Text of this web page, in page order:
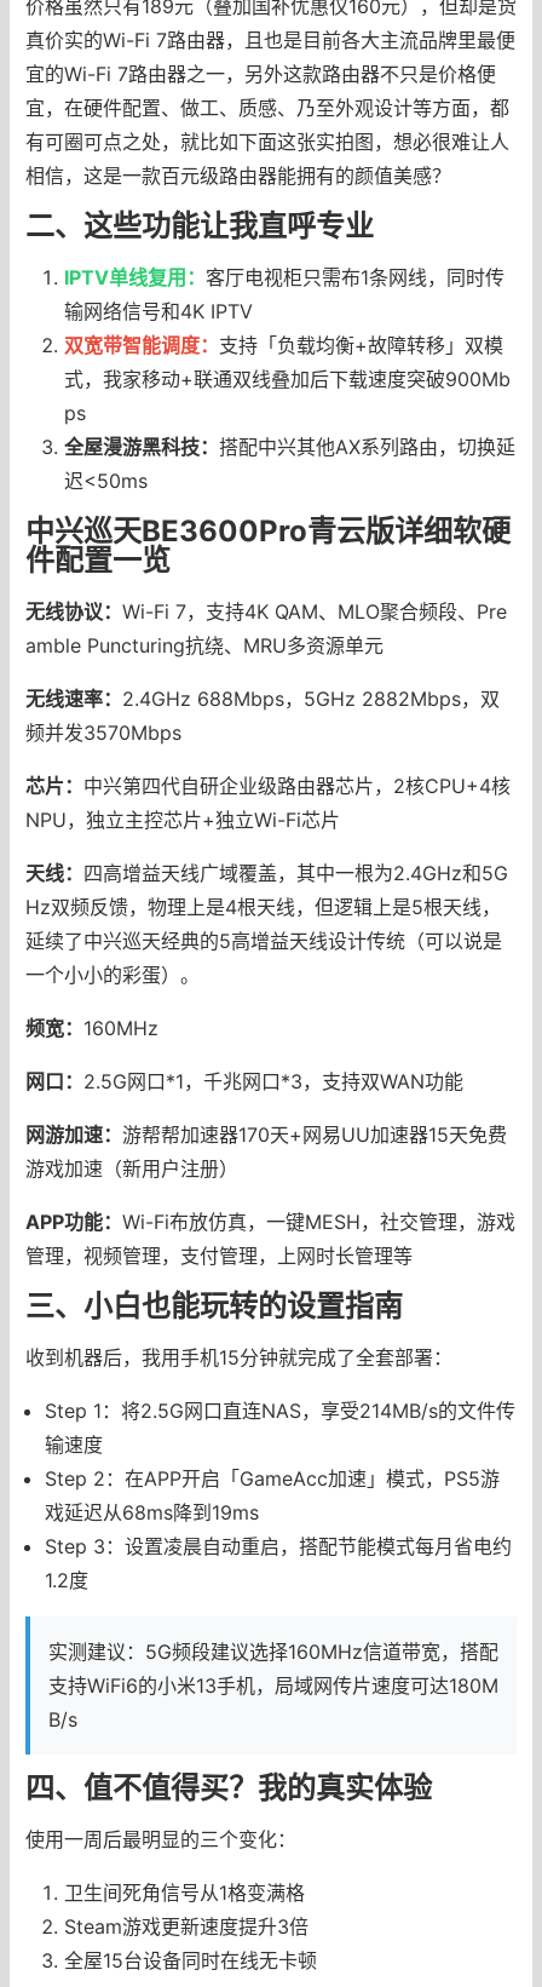
价格虽然只有189元（叠加国补优惠仅160元），但却是货
真价实的Wi-Fi 7路由器，且也是目前各大主流品牌里最便
宜的Wi-Fi 7路由器之一，另外这款路由器不只是价格便
宜，在硬件配置、做工、质感、乃至外观设计等方面，都
有可圈可点之处，就比如下面这张实拍图，想必很难让人
相信，这是一款百元级路由器能拥有的颜值美感？
二、这些功能让我直呼专业
IPTV单线复用： 客厅电视柜只需布1条网线，同时传
输网络信号和4K IPTV
双宽带智能调度： 支持「负载均衡+故障转移」双模
式，我家移动+联通双线叠加后下载速度突破900Mb
ps
全屋漫游黑科技： 搭配中兴其他AX系列路由，切换延
迟<50ms
中兴巡天BE3600Pro青云版详细软硬
件配置一览
无线协议： Wi-Fi 7，支持4K QAM、MLO聚合频段、Pre
amble Puncturing抗绕、MRU多资源单元
无线速率： 2.4GHz 688Mbps，5GHz 2882Mbps，双
频并发3570Mbps
芯片： 中兴第四代自研企业级路由器芯片，2核CPU+4核
NPU，独立主控芯片+独立Wi-Fi芯片
天线： 四高增益天线广域覆盖，其中一根为2.4GHz和5G
Hz双频反馈，物理上是4根天线，但逻辑上是5根天线，
延续了中兴巡天经典的5高增益天线设计传统（可以说是
一个小小的彩蛋）。
频宽： 160MHz
网口： 2.5G网口*1，千兆网口*3，支持双WAN功能
网游加速： 游帮帮加速器170天+网易UU加速器15天免费
游戏加速（新用户注册）
APP功能： Wi-Fi布放仿真，一键MESH，社交管理，游戏
管理，视频管理，支付管理，上网时长管理等
三、小白也能玩转的设置指南
收到机器后，我用手机15分钟就完成了全套部署：
Step 1：将2.5G网口直连NAS，享受214MB/s的文件传
输速度
Step 2：在APP开启「GameAcc加速」模式，PS5游
戏延迟从68ms降到19ms
Step 3：设置凌晨自动重启，搭配节能模式每月省电约
1.2度
实测建议：5G频段建议选择160MHz信道带宽，搭配
支持WiFi6的小米13手机，局域网传片速度可达180M
B/s
四、值不值得买？我的真实体验
使用一周后最明显的三个变化：
卫生间死角信号从1格变满格
Steam游戏更新速度提升3倍
全屋15台设备同时在线无卡顿